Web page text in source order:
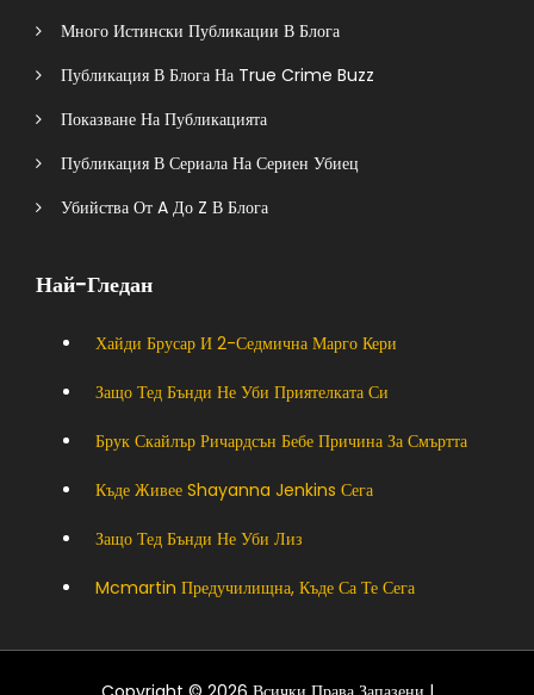
Много Истински Публикации В Блога
Публикация В Блога На True Crime Buzz
Показване На Публикацията
Публикация В Сериала На Сериен Убиец
Убийства От A До Z В Блога
Най-Гледан
Хайди Брусар И 2-Седмична Марго Кери
Защо Тед Бънди Не Уби Приятелката Си
Брук Скайлър Ричардсън Бебе Причина За Смъртта
Къде Живее Shayanna Jenkins Сега
Защо Тед Бънди Не Уби Лиз
Mcmartin Предучилищна, Къде Са Те Сега